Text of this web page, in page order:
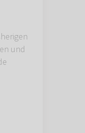
und